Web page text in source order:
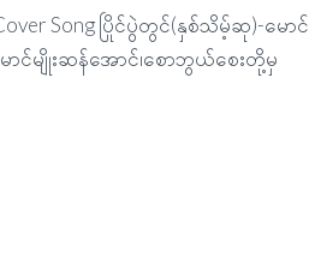
Song ပြိုင်ပွဲတွင်(နှစ်သိမ့်ဆု)-မောင်
ာင်မျိုးဆန်အောင်၊စောဘွယ်စေးတို့မှ